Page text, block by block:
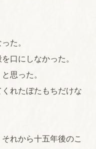
た。
口にしなかった。
思った。
れたぼたもちだけな
れから十五年後のこ